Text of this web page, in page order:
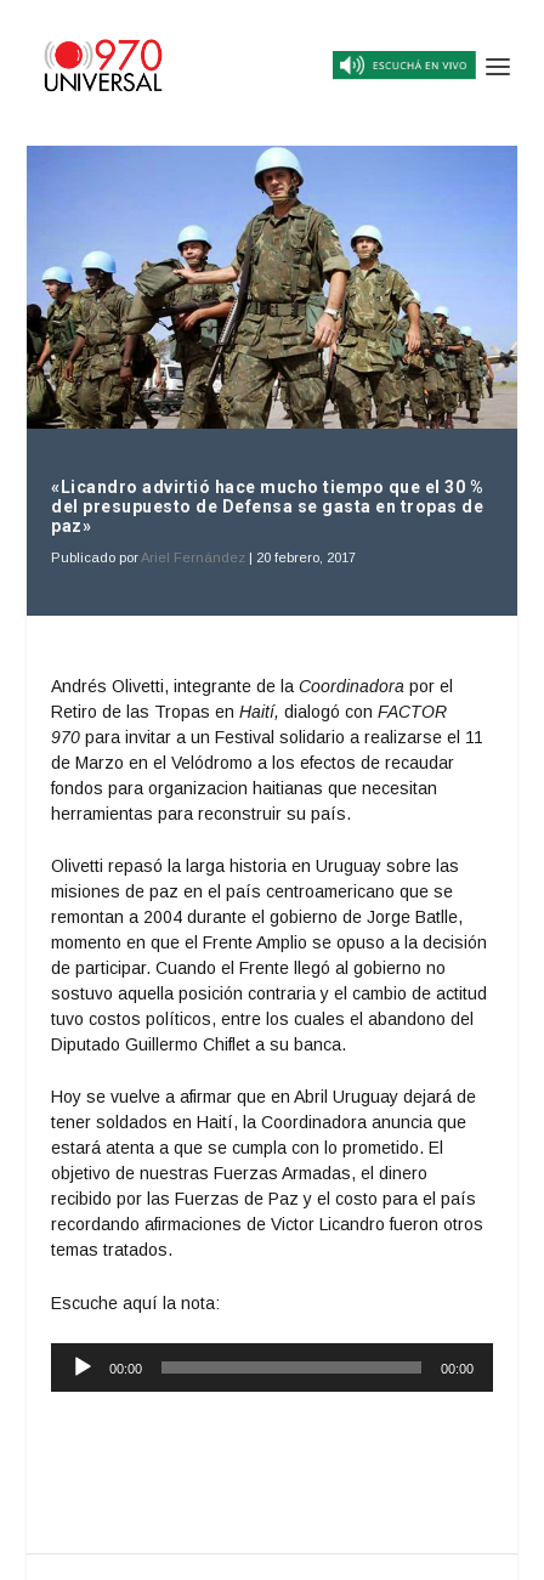
«Licandro advirtió hace mucho tiempo que el 30 %
del presupuesto de Defensa se gasta en tropas de
paz»
Publicado porAriel Fernández | 20 febrero, 2017
Andrés Olivetti, integrante de laCoordinadora por el
Retiro de las Tropas enHaití,dialogó con FACTOR
970para invitar a un Festival solidario a realizarse el 11
de Marzo en el Velódromo a los efectos de recaudar
fondos para organizacion haitianas que necesitan
herramientas para reconstruir su país.
Olivetti repasó la larga historia en Uruguay sobre las
misiones de paz en el país centroamericano que se
remontan a 2004 durante el gobierno de Jorge Batlle,
momento en que el Frente Amplio se opuso a la decisión
de participar. Cuando el Frente llegó al gobierno no
sostuvo aquella posición contraria y el cambio de actitud
tuvo costos políticos, entre los cuales el abandono del
Diputado Guillermo Chiflet a su banca.
Hoy se vuelve a afirmar que en Abril Uruguay dejará de
tener soldados en Haití, la Coordinadora anuncia que
estará atenta a que se cumpla con lo prometido. El
objetivo de nuestras Fuerzas Armadas, el dinero
recibido por las Fuerzas de Paz y el costo para el país
recordando afirmaciones de Victor Licandro fueron otros
temas tratados.
Escuche aquí la nota:
Reproductor
00:00 00:00